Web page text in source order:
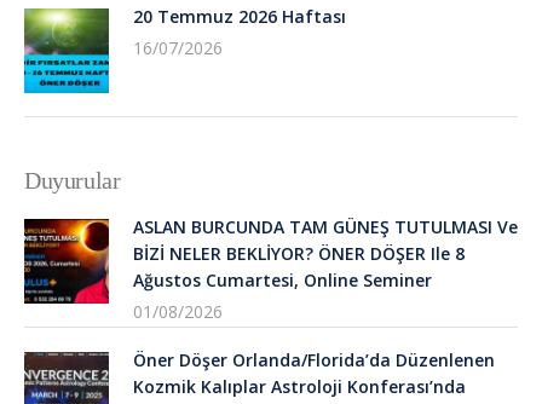
20 Temmuz 2026 Haftası
16/07/2026
Duyurular
ASLAN BURCUNDA TAM GÜNEŞ TUTULMASI Ve
BİZİ NELER BEKLİYOR? ÖNER DÖŞER Ile 8
Ağustos Cumartesi, Online Seminer
01/08/2026
Öner Döşer Orlanda/Florida’da Düzenlenen
Kozmik Kalıplar Astroloji Konferası’nda